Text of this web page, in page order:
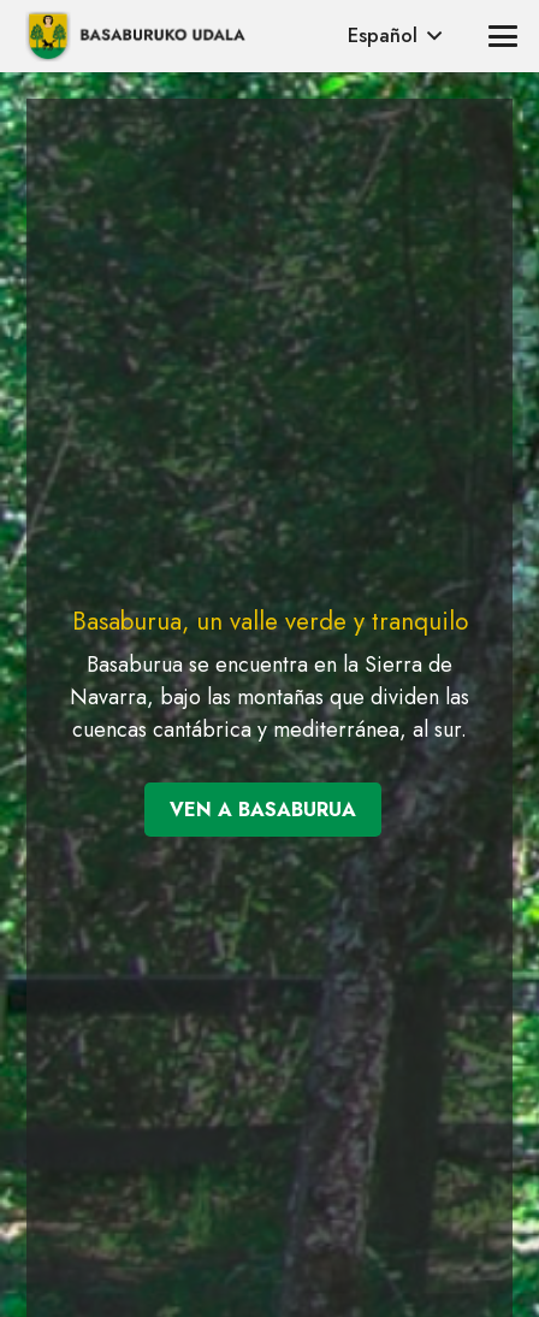
Español
Basaburua, un valle verde y tranquilo
Basaburua se encuentra en la Sierra de
Navarra, bajo las montañas que dividen las
cuencas cantábrica y mediterránea, al sur.
VEN A BASABURUA